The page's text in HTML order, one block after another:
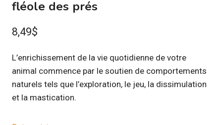
fléole des prés
8,49$
L’enrichissement de la vie quotidienne de votre
animal commence par le soutien de comportements
naturels tels que l’exploration, le jeu, la dissimulation
et la mastication.